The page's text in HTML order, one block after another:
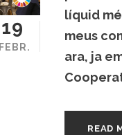
19
FEBR.
líquid
meus
ara, ja
READ